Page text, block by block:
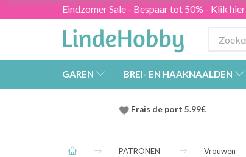
Eindzomer Sale - Bespaar tot 50% - Klik hier
GAREN BREI- EN HAAKNAALDEN
Frais de port 5.99€
PATRONEN Vrouwen